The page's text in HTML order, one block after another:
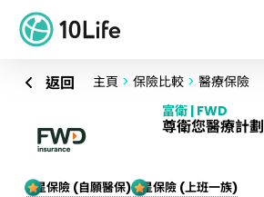
返回 主頁 > 保險比較> 醫療保險
富衛 | FWD
尊衛您醫療計劃
5星保險 (自願醫保)5星保險 (上班一族)